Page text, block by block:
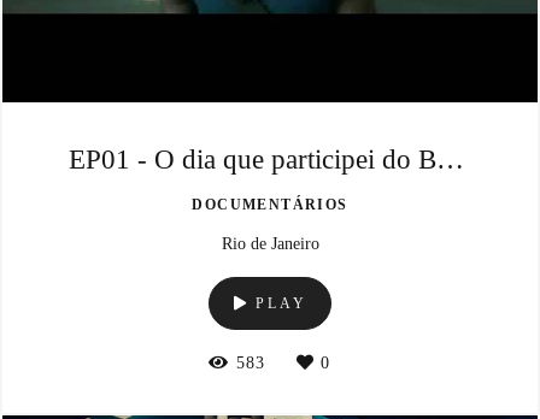
EP01 - O dia que participei do Back2Black
DOCUMENTÁRIOS
Rio de Janeiro
PLAY
583 0